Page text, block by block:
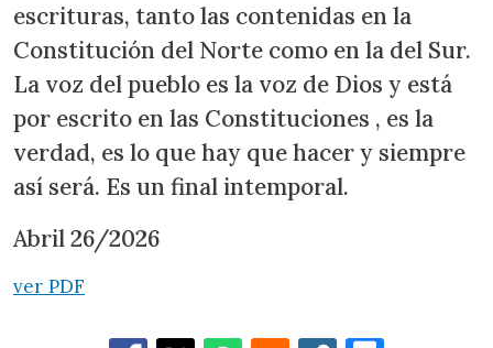
escrituras, tanto las contenidas en la
Constitución del Norte como en la del Sur.
La voz del pueblo es la voz de Dios y está
por escrito en las Constituciones , es la
verdad, es lo que hay que hacer y siempre
así será. Es un final intemporal.
Abril 26/2026
ver PDF